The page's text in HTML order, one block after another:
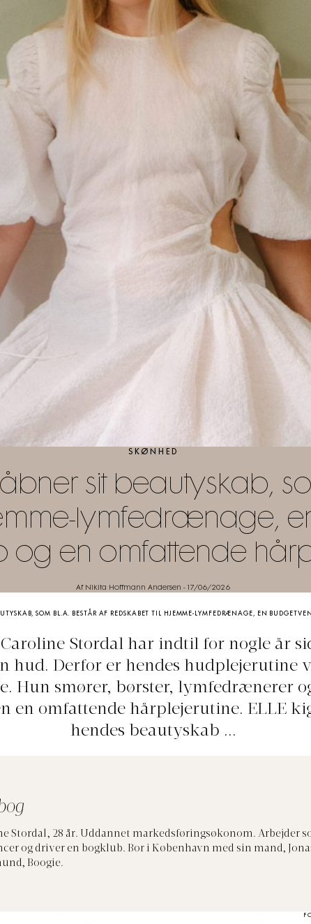
SKØNHED
sit beautyskab,
lymfedrænage,
og en omfattende
Af Nikita Hoffmann Andersen - 17/06/2026
SOM BL.A. BESTÅR AF REDSKABET TIL HJEMME-LYMFEDRÆNAGE, EN
Stordal har indtil for nogle år
hud. Derfor er hendes hudplejerutine
Hun smører, børster, lymfedrænerer
en omfattende hårplejerutine. ELLE
hendes beautyskab ...
Stordal, 28 år. Uddannet markedsføringsøkonom. Arbejder
og driver en bogklub. Bor i København med sin mand,
Boogie.